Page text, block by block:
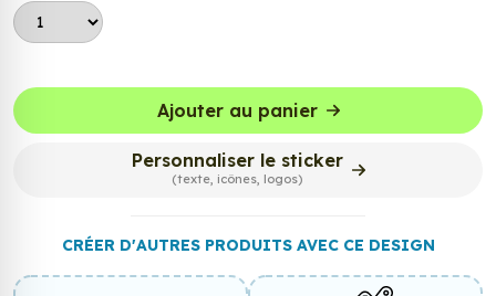
Ajouter au panier
Personnaliser le sticker
(texte, icônes, logos)
CRÉER D'AUTRES PRODUITS AVEC CE DESIGN